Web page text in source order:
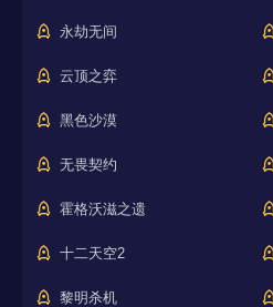
永劫无间
云顶之弈
黑色沙漠
无畏契约
霍格沃滋之遗
十二天空2
黎明杀机